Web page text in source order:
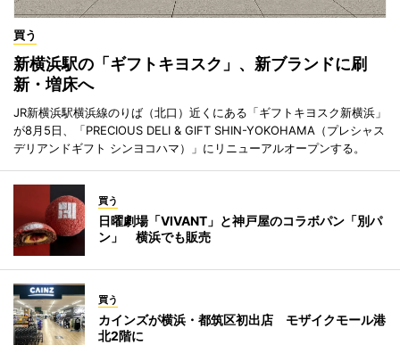
買う
新横浜駅の「ギフトキヨスク」、新ブランドに刷
新・増床へ
JR新横浜駅横浜線のりば（北口）近くにある「ギフトキヨスク新横浜」
が8月5日、「PRECIOUS DELI & GIFT SHIN-YOKOHAMA（プレシャス
デリアンドギフト シンヨコハマ）」にリニューアルオープンする。
買う
日曜劇場「VIVANT」と神戸屋のコラボパン「別パ
ン」 横浜でも販売
買う
カインズが横浜・都筑区初出店 モザイクモール港
北2階に